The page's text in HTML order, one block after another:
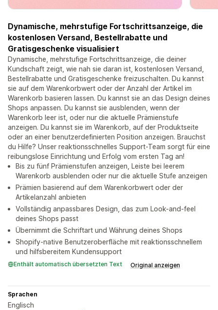
Dynamische, mehrstufige Fortschrittsanzeige, die
kostenlosen Versand, Bestellrabatte und
Gratisgeschenke visualisiert
Dynamische, mehrstufige Fortschrittsanzeige, die deiner
Kundschaft zeigt, wie nah sie daran ist, kostenlosen Versand,
Bestellrabatte und Gratisgeschenke freizuschalten. Du kannst
sie auf dem Warenkorbwert oder der Anzahl der Artikel im
Warenkorb basieren lassen. Du kannst sie an das Design deines
Shops anpassen. Du kannst sie ausblenden, wenn der
Warenkorb leer ist, oder nur die aktuelle Prämienstufe
anzeigen. Du kannst sie im Warenkorb, auf der Produktseite
oder an einer benutzerdefinierten Position anzeigen. Brauchst
du Hilfe? Unser reaktionsschnelles Support-Team sorgt für eine
reibungslose Einrichtung und Erfolg vom ersten Tag an!
Bis zu fünf Prämienstufen anzeigen, Leiste bei leerem
Warenkorb ausblenden oder nur die aktuelle Stufe anzeigen
Prämien basierend auf dem Warenkorbwert oder der
Artikelanzahl anbieten
Vollständig anpassbares Design, das zum Look-and-feel
deines Shops passt
Übernimmt die Schriftart und Währung deines Shops
Shopify-native Benutzeroberfläche mit reaktionsschnellem
und hilfsbereitem Kundensupport
Enthält automatisch übersetzten Text Original anzeigen
Sprachen
Englisch